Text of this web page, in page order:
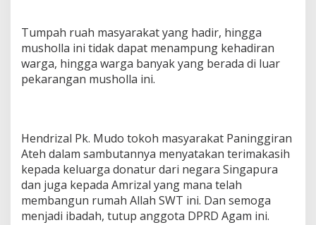
Tumpah ruah masyarakat yang hadir, hingga
musholla ini tidak dapat menampung kehadiran
warga, hingga warga banyak yang berada di luar
pekarangan musholla ini.
Hendrizal Pk. Mudo tokoh masyarakat Paninggiran
Ateh dalam sambutannya menyatakan terimakasih
kepada keluarga donatur dari negara Singapura
dan juga kepada Amrizal yang mana telah
membangun rumah Allah SWT ini. Dan semoga
menjadi ibadah, tutup anggota DPRD Agam ini.